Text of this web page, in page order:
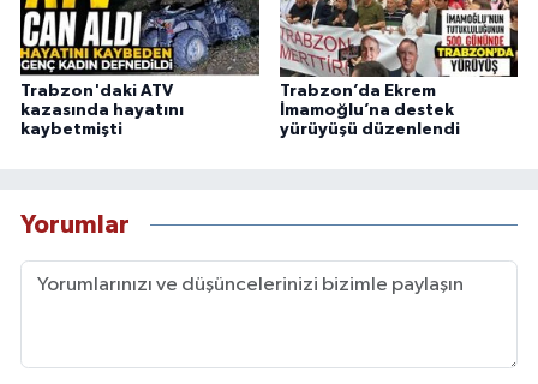
Trabzon'daki ATV
kazasında hayatını
kaybetmişti
Trabzon’da Ekrem
İmamoğlu’na destek
yürüyüşü düzenlendi
Yorumlar